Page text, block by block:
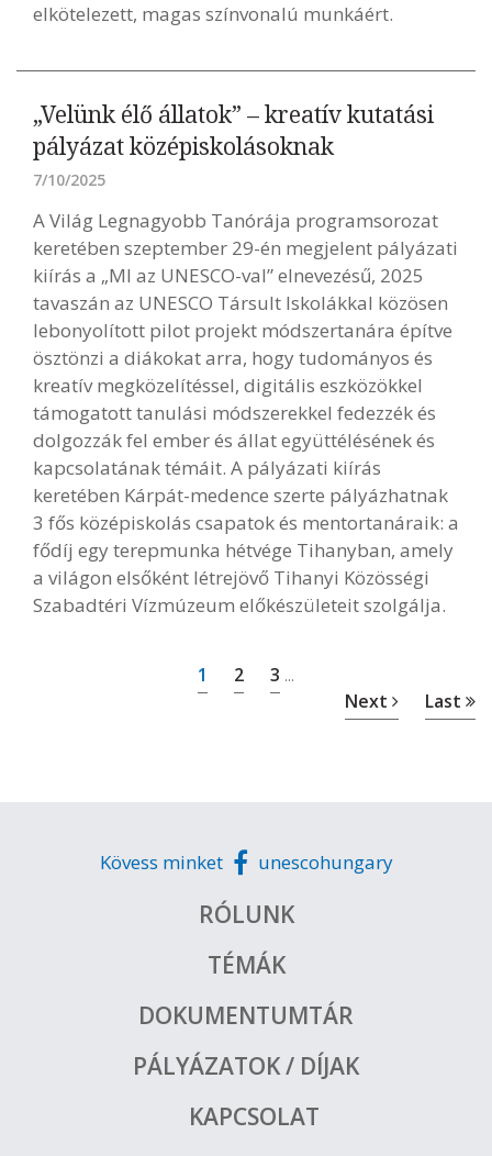
elkötelezett, magas színvonalú munkáért.
„Velünk élő állatok” – kreatív kutatási
pályázat középiskolásoknak
7/10/2025
A Világ Legnagyobb Tanórája programsorozat
keretében szeptember 29-én megjelent pályázati
kiírás a „MI az UNESCO-val” elnevezésű, 2025
tavaszán az UNESCO Társult Iskolákkal közösen
lebonyolított pilot projekt módszertanára építve
ösztönzi a diákokat arra, hogy tudományos és
kreatív megközelítéssel, digitális eszközökkel
támogatott tanulási módszerekkel fedezzék és
dolgozzák fel ember és állat együttélésének és
kapcsolatának témáit. A pályázati kiírás
keretében Kárpát-medence szerte pályázhatnak
3 fős középiskolás csapatok és mentortanáraik: a
fődíj egy terepmunka hétvége Tihanyban, amely
a világon elsőként létrejövő Tihanyi Közösségi
Szabadtéri Vízmúzeum előkészületeit szolgálja.
1 2 3 ...
Next Last
Kövess minket unescohungary
RÓLUNK
TÉMÁK
DOKUMENTUMTÁR
PÁLYÁZATOK / DÍJAK
KAPCSOLAT